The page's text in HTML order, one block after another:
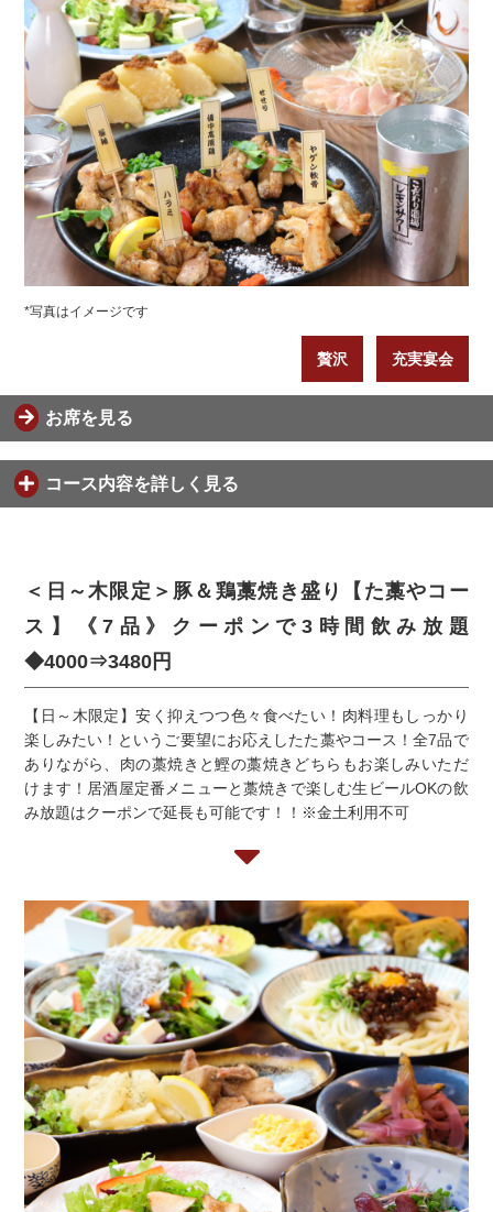
*写真はイメージです
贅沢 充実宴会
お席を見る
コース内容を詳しく見る
＜日～木限定＞豚＆鶏藁焼き盛り【た藁やコー
ス】《7品》クーポンで3時間飲み放題
◆4000⇒3480円
【日～木限定】安く抑えつつ色々食べたい！肉料理もしっかり
楽しみたい！というご要望にお応えしたた藁やコース！全7品で
ありながら、肉の藁焼きと鰹の藁焼きどちらもお楽しみいただ
けます！居酒屋定番メニューと藁焼きで楽しむ生ビールOKの飲
み放題はクーポンで延長も可能です！！※金土利用不可